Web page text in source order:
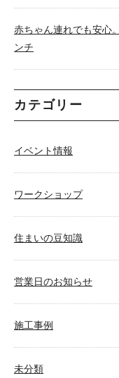
赤ちゃん連れでも安心
ンチ
カテゴリー
イベント情報
ワークショップ
住まいの豆知識
営業日のお知らせ
施工事例
未分類